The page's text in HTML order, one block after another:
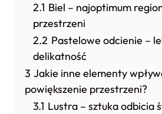
2.1 Biel – najoptimum
przestrzeni
2.2 Pastelowe odcienie –
delikatność
3 Jakie inne elementy
powiększenie przestrzeni?
3.1 Lustra – sztuka odbicia